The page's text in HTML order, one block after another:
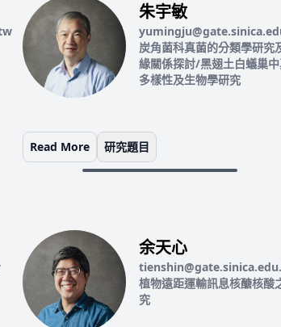
朱宇敏
炭角菌科真菌的分類學研究
緣關係探討/黑翅土白蟻巢
多樣性及生物學研究
Read More 研究題目
余天心
植物遠距運輸訊息核醣核酸
究